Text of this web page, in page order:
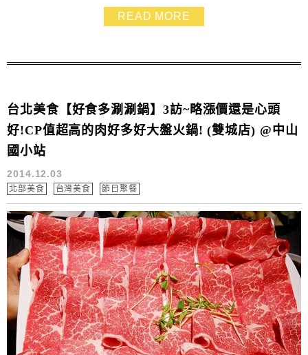
不是口味不夠好 但這餐吃下來.我們是都相當滿意櫻桃谷
的烤鴨三吃呢! 不油膩又脆又多汁 ❤
READ MORE
台北美食【好食多涮涮鍋】3訪~略漲價還是心頭
好!CP值超高的肉好多好大盤火鍋! (雙城店) @中山
國小站
2014.12.03
北部美食 台灣美食 節日聚餐